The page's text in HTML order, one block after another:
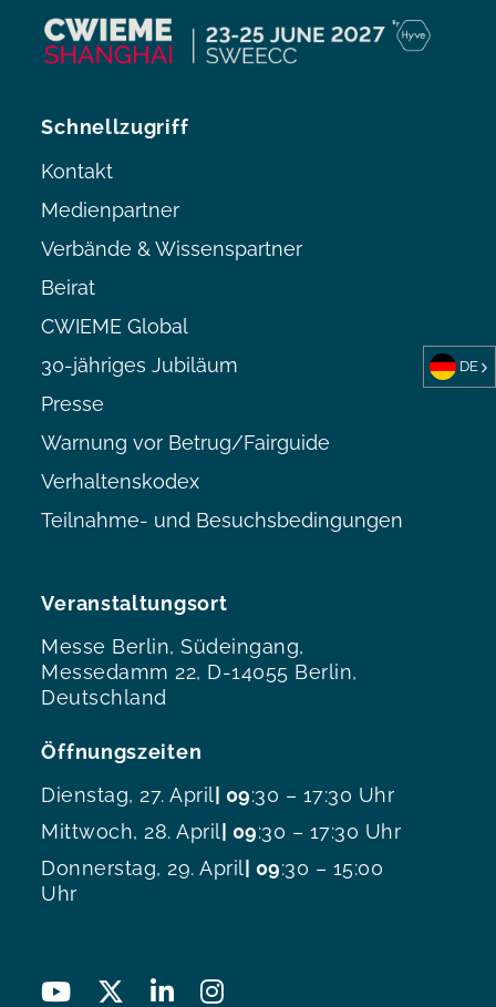
Veranstaltungsort
Messe Berlin, Südeingang,
Messedamm 22, D-14055 Berlin,
Deutschland
Öffnungszeiten
Dienstag, 27. April| 09:30 – 17:30 Uhr
Mittwoch, 28. April| 09:30 – 17:30 Uhr
Donnerstag, 29. April| 09:30 – 15:00
Uhr
Schnellzugriff
Kontakt
Medienpartner
Verbände & Wissenspartner
Beirat
CWIEME Global
30-jähriges Jubiläum
Presse
Warnung vor Betrug/Fairguide
Verhaltenskodex
Teilnahme- und Besuchsbedingungen
DE